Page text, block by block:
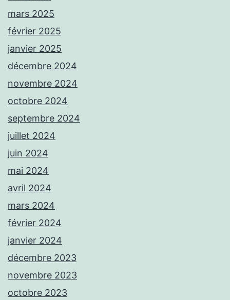
mars 2025
février 2025
janvier 2025
décembre 2024
novembre 2024
octobre 2024
septembre 2024
juillet 2024
juin 2024
mai 2024
avril 2024
mars 2024
février 2024
janvier 2024
décembre 2023
novembre 2023
octobre 2023